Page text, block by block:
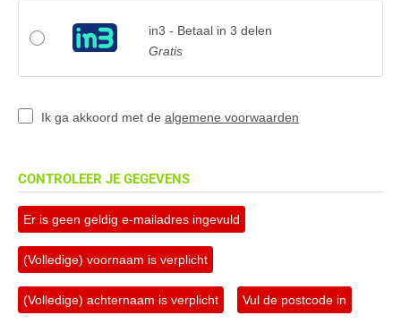
in3 - Betaal in 3 delen
Gratis
Ik ga akkoord met de algemene voorwaarden
CONTROLEER JE GEGEVENS
Er is geen geldig e-mailadres ingevuld
(Volledige) voornaam is verplicht
(Volledige) achternaam is verplicht Vul de postcode in